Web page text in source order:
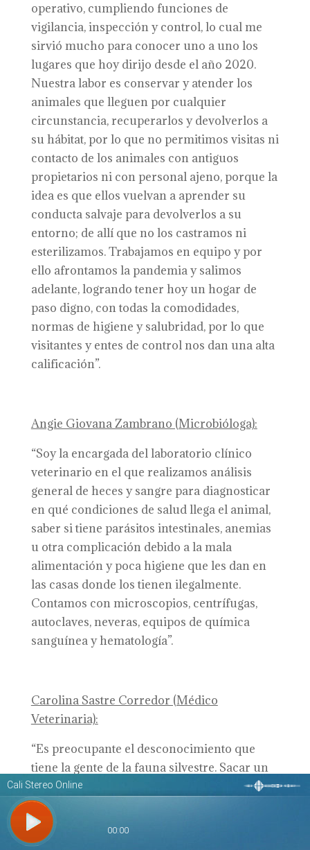
operativo, cumpliendo funciones de
vigilancia, inspección y control, lo cual me
sirvió mucho para conocer uno a uno los
lugares que hoy dirijo desde el año 2020.
Nuestra labor es conservar y atender los
animales que lleguen por cualquier
circunstancia, recuperarlos y devolverlos a
su hábitat, por lo que no permitimos visitas ni
contacto de los animales con antiguos
propietarios ni con personal ajeno, porque la
idea es que ellos vuelvan a aprender su
conducta salvaje para devolverlos a su
entorno; de allí que no los castramos ni
esterilizamos. Trabajamos en equipo y por
ello afrontamos la pandemia y salimos
adelante, logrando tener hoy un hogar de
paso digno, con todas la comodidades,
normas de higiene y salubridad, por lo que
visitantes y entes de control nos dan una alta
calificación”.
Angie Giovana Zambrano (Microbióloga):
“Soy la encargada del laboratorio clínico
veterinario en el que realizamos análisis
general de heces y sangre para diagnosticar
en qué condiciones de salud llega el animal,
saber si tiene parásitos intestinales, anemias
u otra complicación debido a la mala
alimentación y poca higiene que les dan en
las casas donde los tienen ilegalmente.
Contamos con microscopios, centrífugas,
autoclaves, neveras, equipos de química
sanguínea y hematología”.
Carolina Sastre Corredor (Médico
Veterinaria):
“Es preocupante el desconocimiento que
tiene la gente de la fauna silvestre. Sacar un
animal de su hábitat es ponerlo a sufrir ya
que su cautiverio y el llegar a un lugar
desconocido los estresa y angustia, aparte de
que en la ciudad son pocos los veterinarios